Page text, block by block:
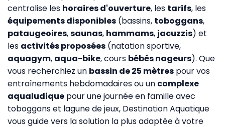
centralise les horaires d'ouverture, les tarifs, les
équipements disponibles (bassins, toboggans,
pataugeoires,saunas, hammams, jacuzzis) et
les activités proposées (natation sportive,
aquagym, aqua-bike, cours bébés nageurs). Que
vous recherchiez un bassin de 25 mètres pour vos
entraînements hebdomadaires ou un complexe
aqualudique pour une journée en famille avec
toboggans et lagune de jeux, Destination Aquatique
vous guide vers la solution la plus adaptée à votre